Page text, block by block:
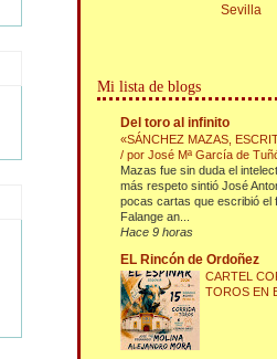
Sevilla
Mi lista de blogs
Del toro al infinito
«SÁNCHEZ MAZAS,
/ por José Mª García de
Mazas fue sin duda el
más respeto sintió José
pocas cartas que escribió el
Falange an...
Hace 9 horas
EL Rincón de Ordoñez
CARTEL
TOROS EN